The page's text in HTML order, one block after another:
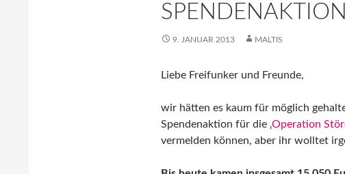
9. JANUAR 2013 MALTIS
Liebe Freifunker und Freunde,
wir hätten es kaum für möglich
Spendenaktion für die ‚Operation
vermelden können, aber ihr wolltet